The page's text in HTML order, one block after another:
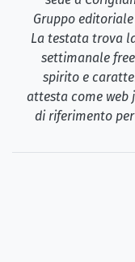
Gruppo
La testata trova
settimanale
spirito e
attesta come web
di riferimento